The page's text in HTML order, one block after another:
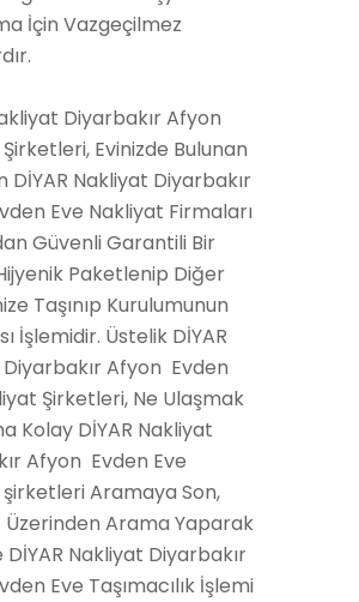
İçin Vazgeçilmez
Diyarbakır Afyon
Evinizde Bulunan
DİYAR Nakliyat Diyarbakır
Eve Nakliyat Firmaları
Güvenli Garantili Bir
Paketlenip Diğer
Taşınıp Kurulumunun
İşlemidir. Üstelik DİYAR
Afyon Evden
Şirketleri, Ne Ulaşmak
Kolay DİYAR Nakliyat
Afyon Evden Eve
Aramaya Son,
Arama Yaparak
DİYAR Nakliyat Diyarbakır
Eve Taşımacılık İşlemi